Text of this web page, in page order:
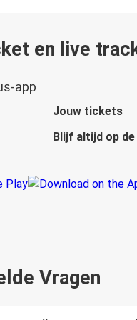
en live
app
Jouw tickets
Blijf altijd op
Vragen